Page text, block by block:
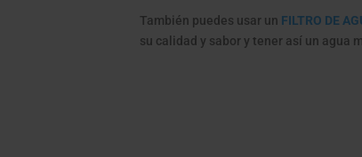
También puedes usar un FILTRO DE
su calidad y sabor y tener así un agua